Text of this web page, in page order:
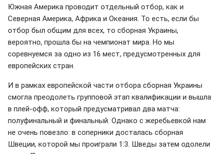
Южная Америка проводит отдельный отбор, как и
Северная Америка, Африка и Океания. То есть, если бы
отбор был общим для всех, то сборная Украины,
вероятно, прошла бы на чемпионат мира. Но мы
соревнуемся за одно из 16 мест, предусмотренных для
европейских стран.
И в рамках европейской части отбора сборная Украины
смогла преодолеть групповой этап квалификации и вышла
в плей-офф, который предусматривал два матча:
полуфинальный и финальный. Однако с жеребьевкой нам
не очень повезло: в соперники досталась сборная
Швеции, которой мы проиграли 1:3. Шведы затем одолели